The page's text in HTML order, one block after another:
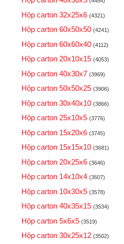
Hộp carton 32x25x6 (4321)
Hộp carton 60x50x50 (4241)
Hộp carton 60x60x40 (4112)
Hộp carton 20x10x15 (4053)
Hộp carton 40x30x7 (3969)
Hộp carton 50x50x25 (3906)
Hộp carton 30x40x10 (3866)
Hộp carton 25x10x5 (3776)
Hộp carton 15x20x6 (3745)
Hộp carton 15x15x10 (3681)
Hộp carton 20x25x6 (3646)
Hộp carton 14x10x4 (3607)
Hộp carton 10x30x5 (3578)
Hộp carton 40x35x15 (3534)
Hộp carton 5x6x5 (3519)
Hộp carton 30x25x12 (3502)